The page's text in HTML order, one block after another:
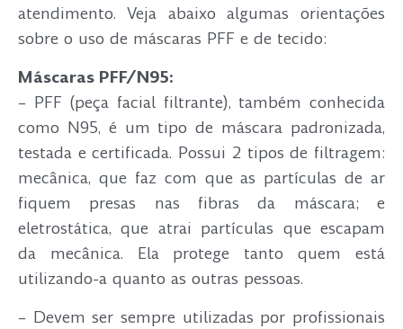
atendimento. Veja abaixo algumas orientações
sobre o uso de máscaras PFF e de tecido:
Máscaras PFF/N95:
– PFF (peça facial filtrante), também conhecida
como N95, é um tipo de máscara padronizada,
testada e certificada. Possui 2 tipos de filtragem:
mecânica, que faz com que as partículas de ar
fiquem presas nas fibras da máscara; e
eletrostática, que atrai partículas que escapam
da mecânica. Ela protege tanto quem está
utilizando-a quanto as outras pessoas.
– Devem ser sempre utilizadas por profissionais